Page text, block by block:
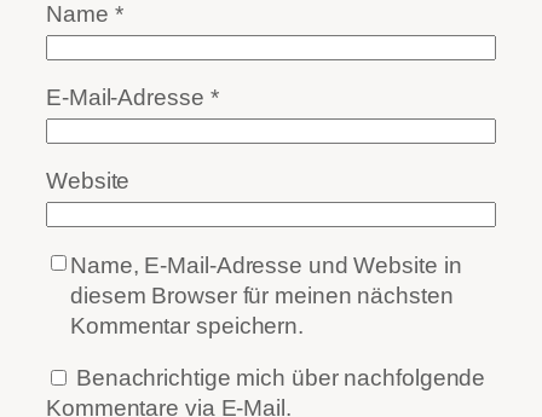
Name *
E-Mail-Adresse *
Website
Name, E-Mail-Adresse und Website in
diesem Browser für meinen nächsten
Kommentar speichern.
Benachrichtige mich über nachfolgende
Kommentare via E-Mail.